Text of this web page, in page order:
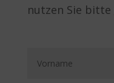
nutzen Sie bitte